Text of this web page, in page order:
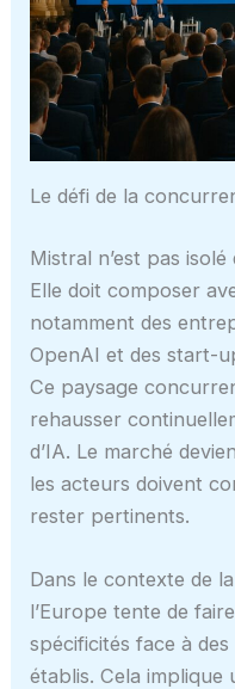
Le défi de la
Mistral n’est pas
Elle doit composer
notamment des
OpenAI et des start-
Ce paysage
rehausser
d’IA. Le marché
les acteurs doivent
rester pertinents.
Dans le contexte de
l’Europe tente de
spécificités face à
établis. Cela implique